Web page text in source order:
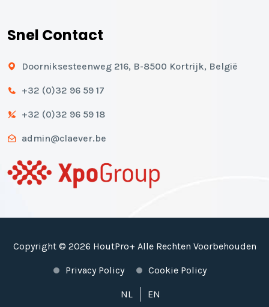
Snel Contact
Doorniksesteenweg 216, B-8500 Kortrijk, België
+32 (0)32 96 59 17
+32 (0)32 96 59 18
admin@claever.be
Copyright © 2026 HoutPro+ Alle Rechten Voorbehouden
Privacy Policy Cookie Policy
NL EN